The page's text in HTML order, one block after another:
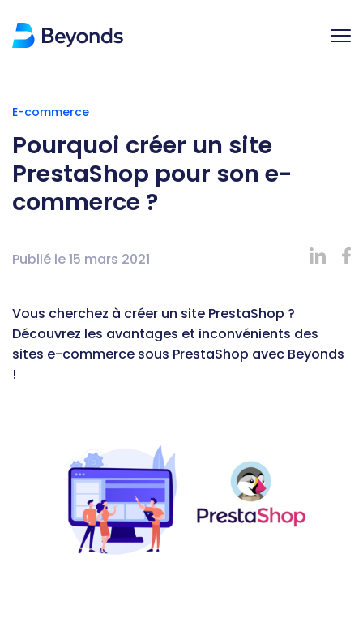
E-commerce
Pourquoi créer un site
PrestaShop pour son e-
commerce ?
Publié le15 mars 2021
Vous cherchez à créer un site PrestaShop ?
Découvrez les avantages et inconvénients des
sites e-commerce sous PrestaShop avec Beyonds
!